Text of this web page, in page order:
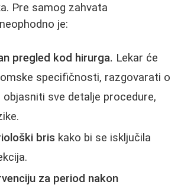
Pre samog zahvata
je:
pregled kod hirurga. Lekar će
specifičnosti, razgovarati o
objasniti sve detalje procedure,
bris kako bi se isključila
za period nakon